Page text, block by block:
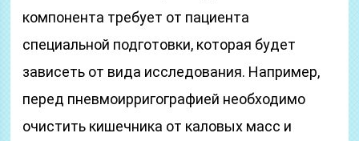
компонента требует от пациента
специальной подготовки, которая будет
зависеть от вида исследования. Например,
перед пневмоирригографией необходимо
очистить кишечника от каловых масс и